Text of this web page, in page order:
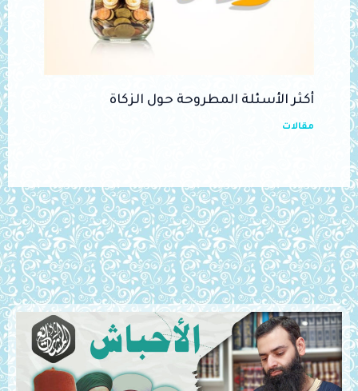
أكثر الأسئلة المطروحة حول الزكاة
مقالات